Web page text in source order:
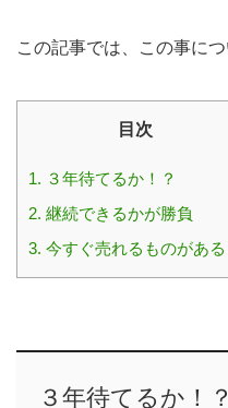
この記事では、この事に
目次
1. ３年待てるか！？
2. 継続できるかが勝負
3. 今すぐ売れるものがある
３年待てるか！？